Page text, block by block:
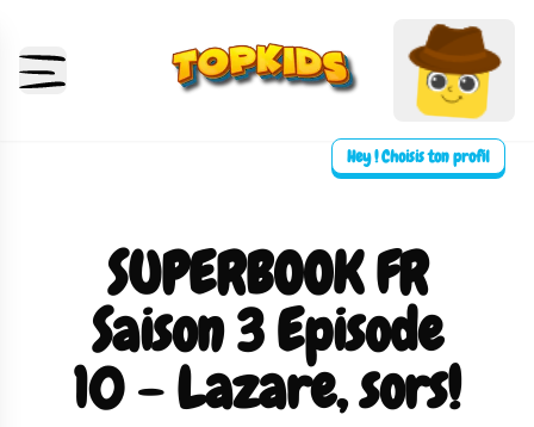
Hey ! Choisis ton profil
SUPERBOOK FR
Saison 3 Episode
10 - Lazare, sors!